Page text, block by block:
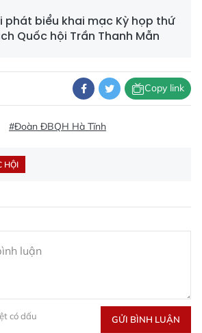
phát biểu khai mạc Kỳ họp thứ
Quốc hội Trần Thanh Mẫn
Copy link
#Đoàn ĐBQH Hà Tĩnh
HỘI
có dấu GỬI BÌNH LUẬN